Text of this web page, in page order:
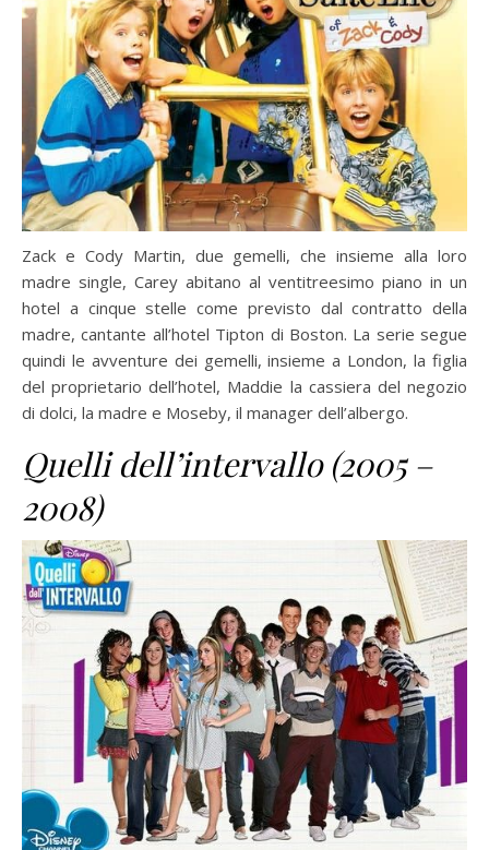
Zack e Cody Martin, due gemelli, che insieme alla loro
madre single, Carey abitano al ventitreesimo piano in un
hotel a cinque stelle come previsto dal contratto della
madre, cantante all’hotel Tipton di Boston. La serie segue
quindi le avventure dei gemelli, insieme a London, la figlia
del proprietario dell’hotel, Maddie la cassiera del negozio
di dolci, la madre e Moseby, il manager dell’albergo.
Quelli dell’intervallo (2005 –
2008)